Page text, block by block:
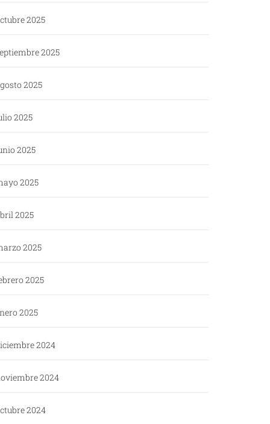
2025
2025
2025
2025
2025
2025
2025
2025
2025
2025
2024
2024
2024